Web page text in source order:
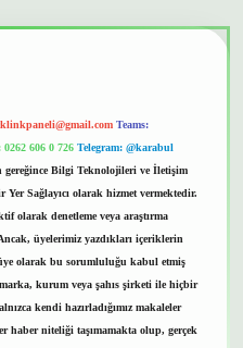
Teams:
606 0 726 Telegram: @karabul
gereğince Bilgi Teknolojileri ve İletişim
Sağlayıcı olarak hizmet vermektedir.
olarak denetleme veya araştırma
üyelerimiz yazdıkları içeriklerin
olarak bu sorumluluğu kabul etmiş
kurum veya şahıs şirketi ile hiçbir
kendi hazırladığımız makaleler
haber niteliği taşımamakta olup, gerçek